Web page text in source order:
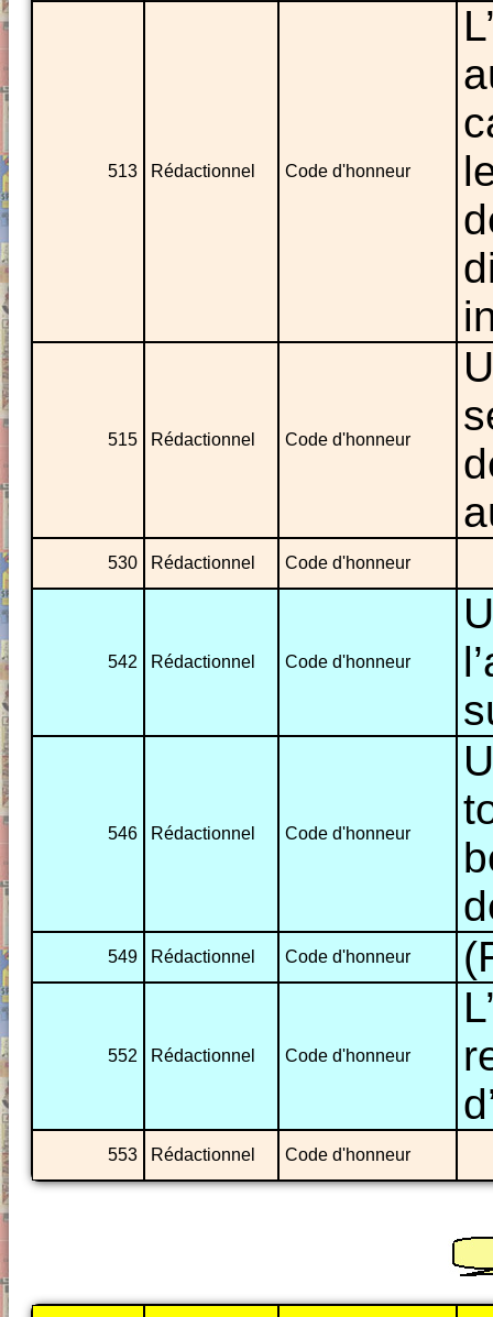
513 Rédactionnel Code d'honneur
515 Rédactionnel Code d'honneur
530 Rédactionnel Code d'honneur
542 Rédactionnel Code d'honneur
546 Rédactionnel Code d'honneur
549 Rédactionnel Code d'honneur
552 Rédactionnel Code d'honneur
553 Rédactionnel Code d'honneur